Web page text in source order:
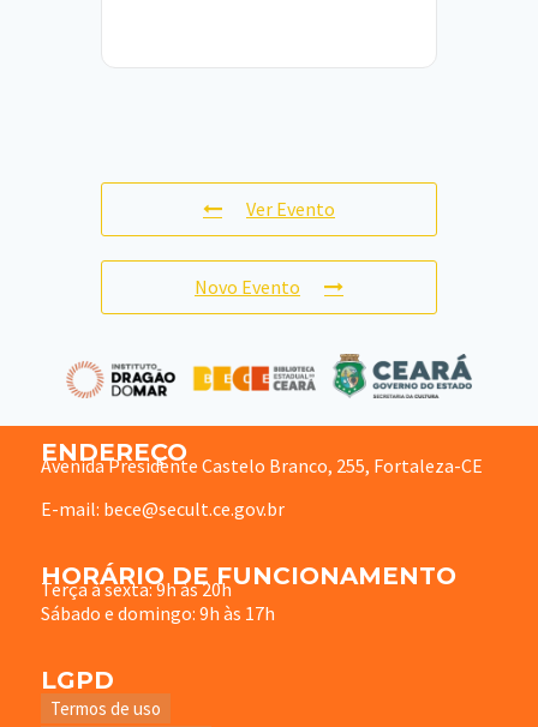
Ver Evento
Novo Evento
ENDEREÇO
Avenida Presidente Castelo Branco, 255, Fortaleza-CE
E-mail: bece@secult.ce.gov.br
HORÁRIO DE FUNCIONAMENTO
Terça à sexta: 9h às 20h
Sábado e domingo: 9h às 17h
LGPD
Termos de uso